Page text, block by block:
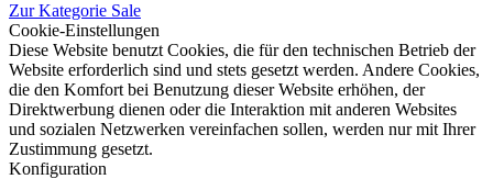
Zur Kategorie Sale
Cookie-Einstellungen
Diese Website benutzt Cookies, die für den technischen Betrieb der
Website erforderlich sind und stets gesetzt werden. Andere Cookies,
die den Komfort bei Benutzung dieser Website erhöhen, der
Direktwerbung dienen oder die Interaktion mit anderen Websites
und sozialen Netzwerken vereinfachen sollen, werden nur mit Ihrer
Zustimmung gesetzt.
Konfiguration